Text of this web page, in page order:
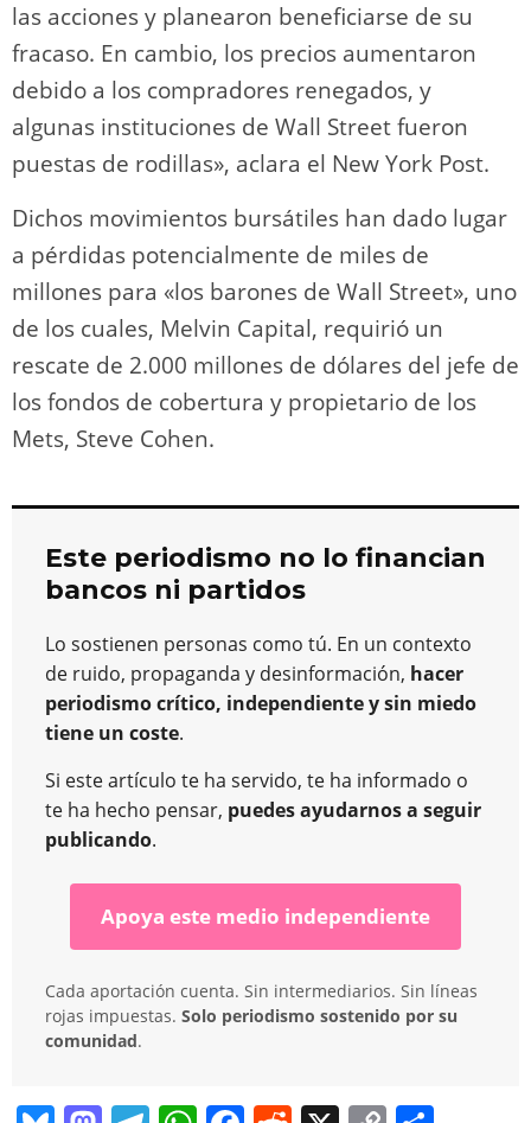
las acciones y planearon beneficiarse de su
fracaso. En cambio, los precios aumentaron
debido a los compradores renegados, y
algunas instituciones de Wall Street fueron
puestas de rodillas», aclara el New York Post.
Dichos movimientos bursátiles han dado lugar
a pérdidas potencialmente de miles de
millones para «los barones de Wall Street», uno
de los cuales, Melvin Capital, requirió un
rescate de 2.000 millones de dólares del jefe de
los fondos de cobertura y propietario de los
Mets, Steve Cohen.
Este periodismo no lo financian
bancos ni partidos
Lo sostienen personas como tú. En un contexto
de ruido, propaganda y desinformación, hacer
periodismo crítico, independiente y sin miedo
tiene un coste.
Si este artículo te ha servido, te ha informado o
te ha hecho pensar, puedes ayudarnos a seguir
publicando.
Apoya este medio independiente
Cada aportación cuenta. Sin intermediarios. Sin líneas
rojas impuestas. Solo periodismo sostenido por su
comunidad.